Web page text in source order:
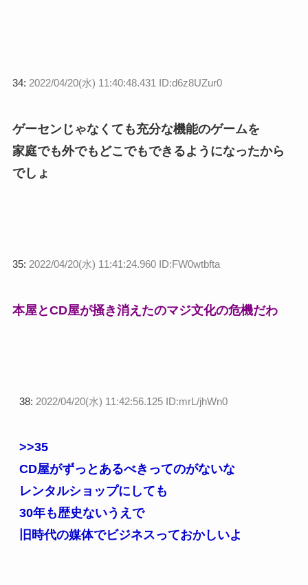
34: 2022/04/20(水) 11:40:48.431 ID:d6z8UZur0
ゲーセンじゃなくても充分な機能のゲームを
家庭でも外でもどこでもできるようになったから
でしょ
35: 2022/04/20(水) 11:41:24.960 ID:FW0wtbfta
本屋とCD屋が掻き消えたのマジ文化の危機だわ
38: 2022/04/20(水) 11:42:56.125 ID:mrL/jhWn0
>>35
CD屋がずっとあるべきってのがないな
レンタルショップにしても
30年も歴史ないうえで
旧時代の媒体でビジネスっておかしいよ